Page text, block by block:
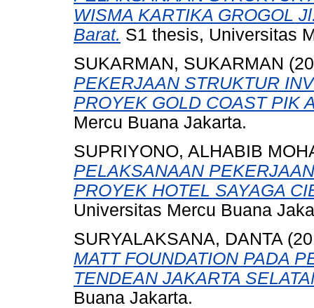
WISMA KARTIKA GROGOL
Barat. S1 thesis, Universitas
SUKARMAN, SUKARMAN
PEKERJAAN STRUKTUR
PROYEK GOLD COAST PIK
Mercu Buana Jakarta.
SUPRIYONO, ALHABIB
PELAKSANAAN
PROYEK HOTEL SAYAGA
Universitas Mercu Buana
SURYALAKSANA, DANTA
MATT FOUNDATION PADA
TENDEAN JAKARTA
Buana Jakarta.